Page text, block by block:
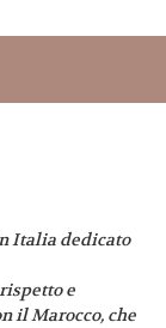
Italia dedicato
e
il Marocco, che